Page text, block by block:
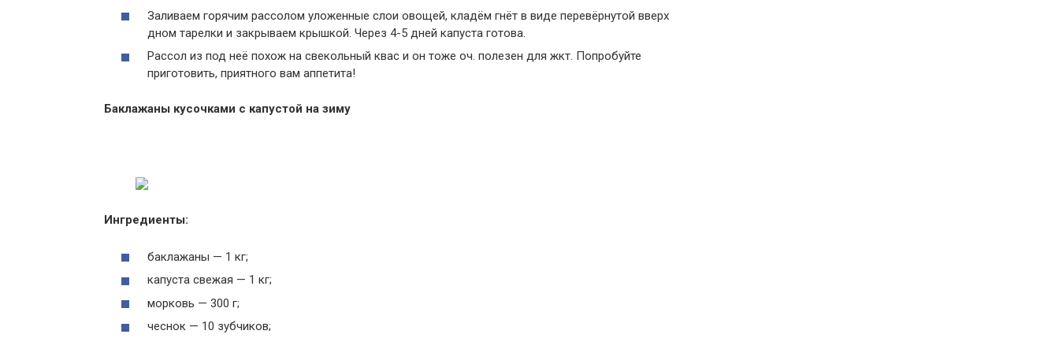
Заливаем горячим рассолом уложенные слои овощей, кладём гнёт в виде перевёрнутой вверх
дном тарелки и закрываем крышкой. Через 4-5 дней капуста готова.
Рассол из под неё похож на свекольный квас и он тоже оч. полезен для жкт. Попробуйте
приготовить, приятного вам аппетита!
Баклажаны кусочками с капустой на зиму
Ингредиенты:
баклажаны — 1 кг;
капуста свежая — 1 кг;
морковь — 300 г;
чеснок — 10 зубчиков;